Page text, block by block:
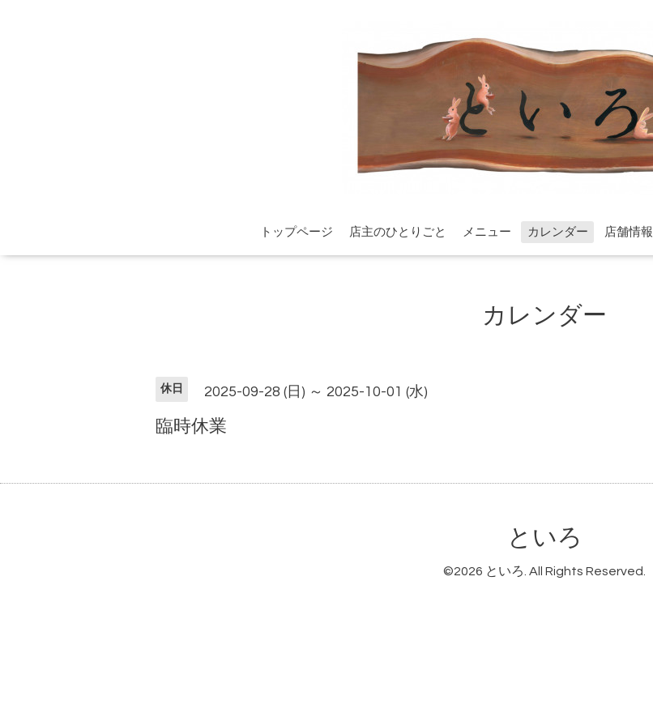
トップページ 店主のひとりごと メニュー カレンダー 店舗情報
カレンダー
休日 2025-09-28 (日) ～ 2025-10-01 (水)
臨時休業
といろ
©2026 といろ. All Rights Reserved.